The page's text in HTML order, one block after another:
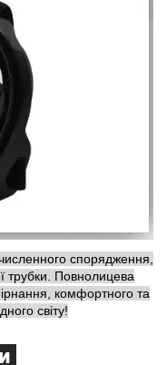
спорядження,
трубки. Повнолицева
комфортного та
світу!